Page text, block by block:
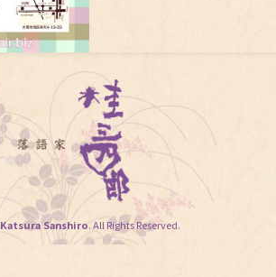
Katsura Sanshiro. All Rights Reserved.